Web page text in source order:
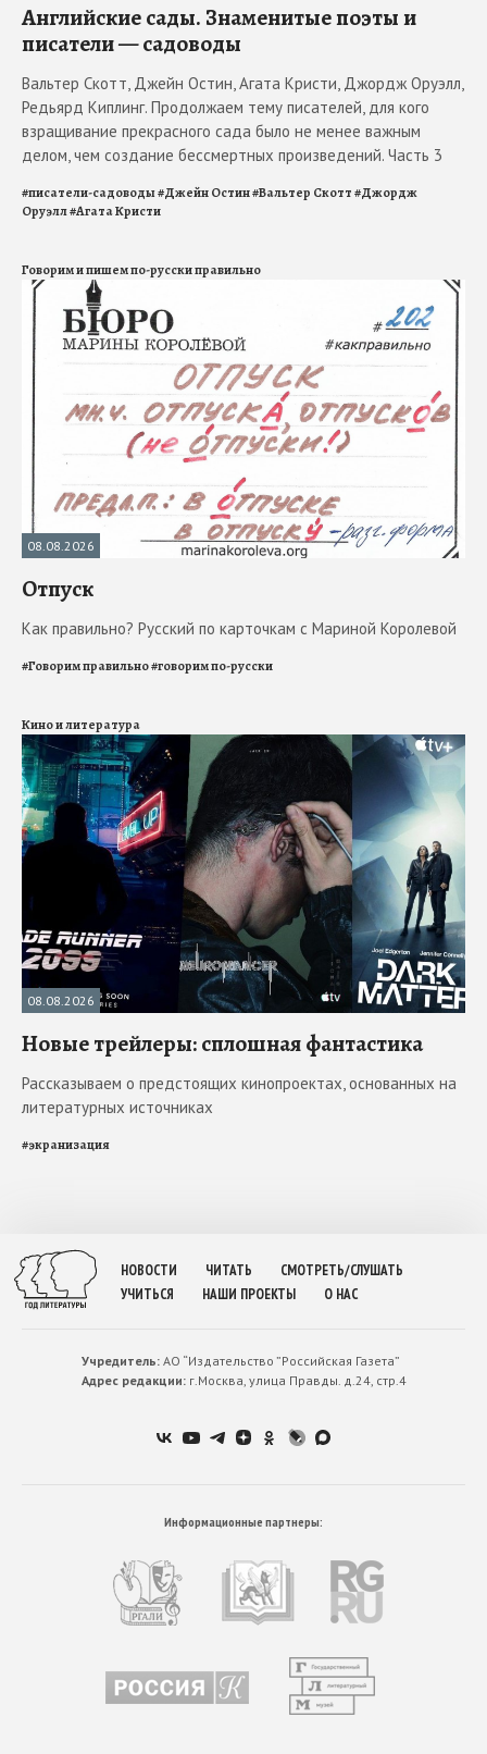
Английские сады. Знаменитые поэты и
писатели — садоводы
Вальтер Скотт, Джейн Остин, Агата Кристи, Джордж Оруэлл,
Редьярд Киплинг. Продолжаем тему писателей, для кого
взращивание прекрасного сада было не менее важным
делом, чем создание бессмертных произведений. Часть 3
#писатели-садоводы#Джейн Остин#Вальтер Скотт#Джордж
Оруэлл#Агата Кристи
Говорим и пишем по-русски правильно
08.08.2026
Отпуск
Как правильно? Русский по карточкам с Мариной Королевой
#Говорим правильно#говорим по-русски
Кино и литература
08.08.2026
Новые трейлеры: сплошная фантастика
Рассказываем о предстоящих кинопроектах, основанных на
литературных источниках
#экранизация
НОВОСТИ ЧИТАТЬ
СМОТРЕТЬ/СЛУШАТЬ
УЧИТЬСЯ
НАШИ ПРОЕКТЫ О НАС
Учредитель:АО “Издательство ”Российская Газета”
Адрес редакции:г.Москва, улица Правды. д.24, стр.4
Информационные партнеры: